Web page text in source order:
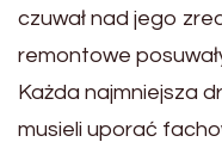
czuwał nad jego
remontowe
Każda najmniejsza
musieli uporać